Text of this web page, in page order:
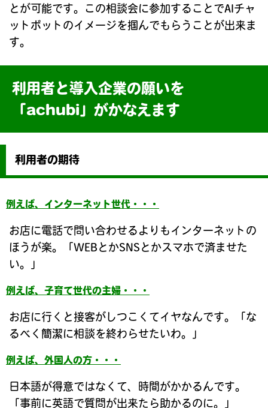
とが可能です。この相談会に参加することでAIチャ
ットボットのイメージを掴んでもらうことが出来ま
す。
利用者と導入企業の願いを
「achubi」がかなえます
利用者の期待
例えば、インターネット世代・・・
お店に電話で問い合わせるよりもインターネットの
ほうが楽。「WEBとかSNSとかスマホで済ませた
い。」
例えば、子育て世代の主婦・・・
お店に行くと接客がしつこくてイヤなんです。「な
るべく簡潔に相談を終わらせたいわ。」
例えば、外国人の方・・・
日本語が得意ではなくて、時間がかかるんです。
「事前に英語で質問が出来たら助かるのに。」